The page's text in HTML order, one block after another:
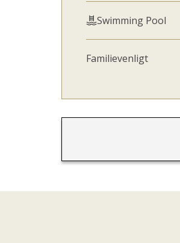
Swimming Pool
Familievenligt